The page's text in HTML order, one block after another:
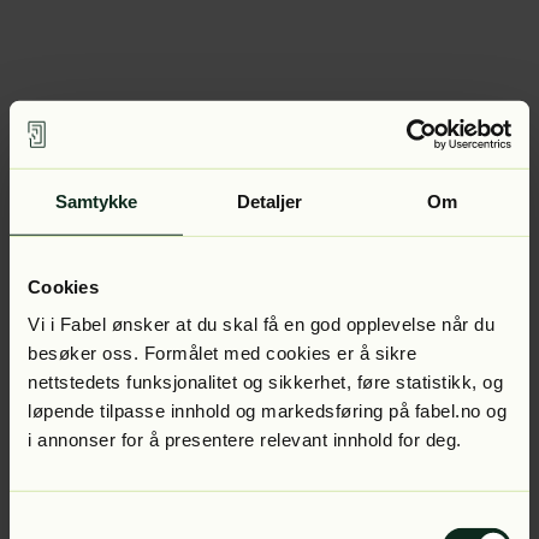
Samtykke Detaljer Om
Cookies
Vi i Fabel ønsker at du skal få en god opplevelse når du
besøker oss. Formålet med cookies er å sikre
nettstedets funksjonalitet og sikkerhet, føre statistikk, og
løpende tilpasse innhold og markedsføring på fabel.no og
i annonser for å presentere relevant innhold for deg.